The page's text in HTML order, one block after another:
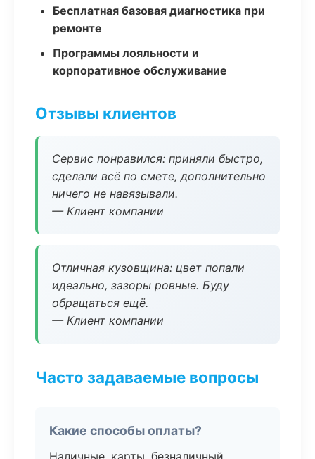
Бесплатная базовая диагностика при
ремонте
Программы лояльности и
корпоративное обслуживание
Отзывы клиентов
Сервис понравился: приняли быстро,
сделали всё по смете, дополнительно
ничего не навязывали.
— Клиент компании
Отличная кузовщина: цвет попали
идеально, зазоры ровные. Буду
обращаться ещё.
— Клиент компании
Часто задаваемые вопросы
Какие способы оплаты?
Наличные, карты, безналичный